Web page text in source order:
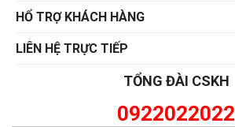
HỔ TRỢ KHÁCH HÀNG
LIÊN HỆ TRỰC TIẾP
TỔNG ĐÀI CSKH
0922022022